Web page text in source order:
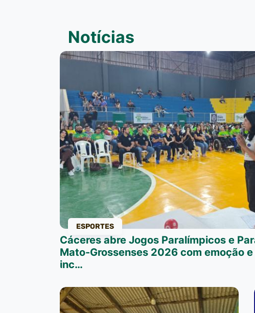
Notícias
ESPORTES
Cáceres abre Jogos Paralímpicos e
Mato-Grossenses 2026 com emoção
inc…